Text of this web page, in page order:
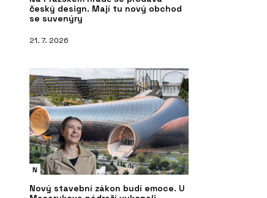
český design. Mají tu nový obchod
se suvenýry
21. 7. 2026
N
Nový stavební zákon budí emoce. U